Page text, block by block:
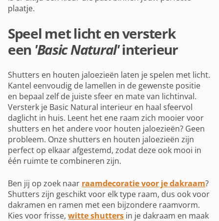
plaatje.
Speel met licht en versterk
een 'Basic Natural'interieur
Shutters en houten jaloezieën laten je spelen met licht.
Kantel eenvoudig de lamellen in de gewenste positie
en bepaal zelf de juiste sfeer en mate van lichtinval.
Versterk je Basic Natural interieur en haal sfeervol
daglicht in huis. Leent het ene raam zich mooier voor
shutters en het andere voor houten jaloezieën? Geen
probleem. Onze shutters en houten jaloezieën zijn
perfect op elkaar afgestemd, zodat deze ook mooi in
één ruimte te combineren zijn.
Ben jij op zoek naar raamdecoratie voor je dakraam?
Shutters zijn geschikt voor elk type raam, dus ook voor
dakramen en ramen met een bijzondere raamvorm.
Kies voor frisse, witte shutters in je dakraam en maak